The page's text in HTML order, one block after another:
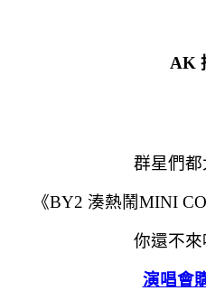
AK
群星們
《BY2 湊熱鬧MINI
你還不來
演唱會